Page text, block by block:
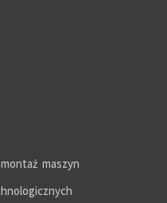
maszyn